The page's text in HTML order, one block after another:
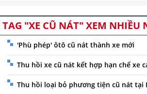
TAG "XE CŨ NÁT" XEM NHIỀU
'Phù phép' ôtô cũ nát thành xe mới
Thu hồi xe cũ nát kết hợp hạn chế xe
Thu hồi loại bỏ phương tiện cũ nát tại